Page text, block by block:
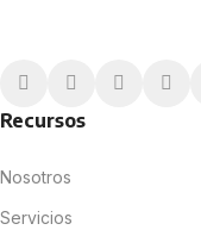
Recursos
Nosotros
Servicios